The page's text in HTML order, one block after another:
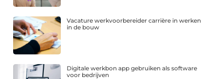
Vacature werkvoorbereider carrière in werken
in de bouw
Digitale werkbon app gebruiken als software
voor bedrijven